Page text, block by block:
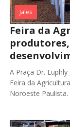
Jales
Feira da
A Praça Dr.
Feira da
Noroeste Paulista.